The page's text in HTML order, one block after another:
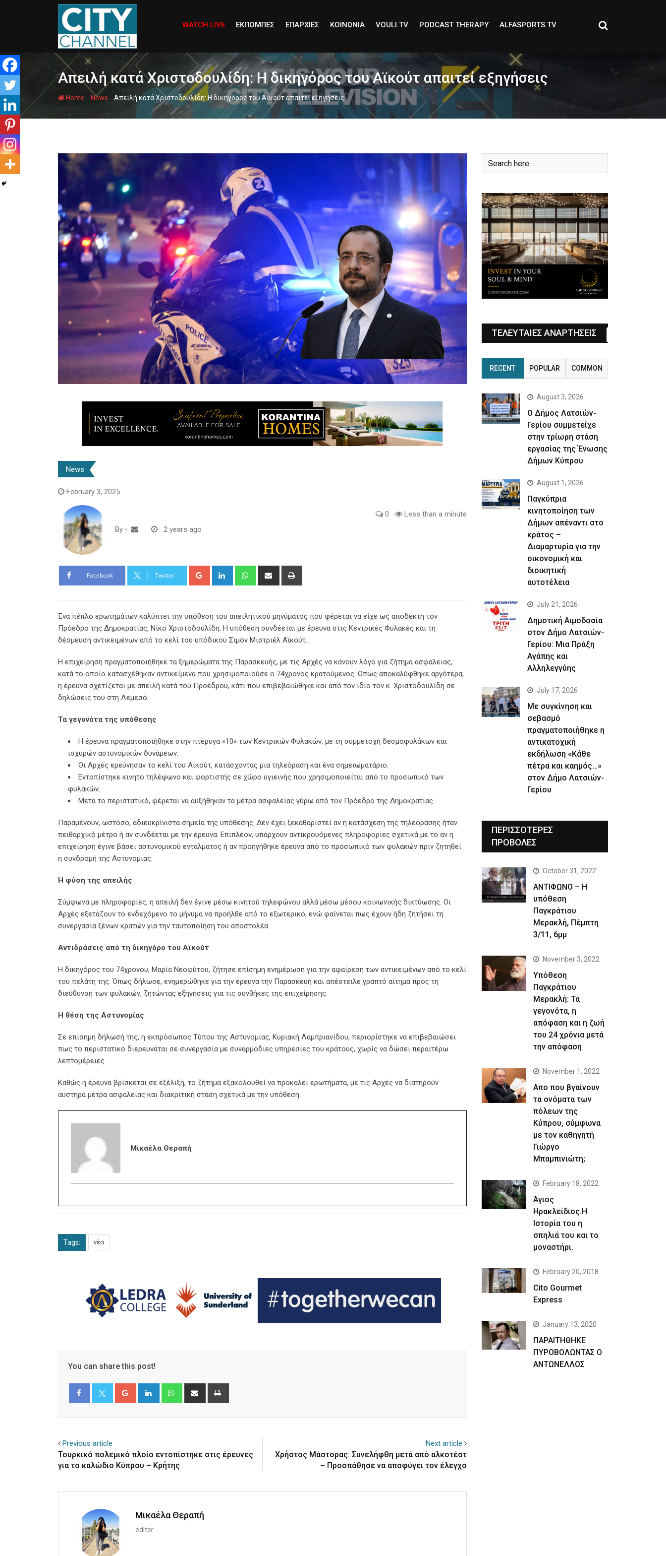
WATCH LIVE ΕΚΠΟΜΠΕΣ ΕΠΑΡΧΙΕΣ ΚΟΙΝΩΝΙΑ VOULI.TV PODCAST THERAPY ALFASPORTS.TV
Απειλή κατά Χριστοδουλίδη: Η δικηγόρος του Αϊκούτ απαιτεί εξηγήσεις
Home - News -Απειλή κατά Χριστοδουλίδη: Η δικηγόρος του Αϊκούτ απαιτεί εξηγήσεις
News
February 3, 2025
By - 2 years ago
0 Less than a minute
Facebook Twitter Google+ LinkedIn WhatsappShare
Ένα πέπλο ερωτημάτων καλύπτει την υπόθεση του απειλητικού μηνύματος που φέρεται να είχε ως αποδέκτη τον
Πρόεδρο της Δημοκρατίας, Νίκο Χριστοδουλίδη. Η υπόθεση συνδέεται με έρευνα στις Κεντρικές Φυλακές και τη
δέσμευση αντικειμένων από το κελί του υπόδικου Σιμόν Μιστριέλ Αϊκούτ.
Η επιχείρηση πραγματοποιήθηκε τα ξημερώματα της Παρασκευής, με τις Αρχές να κάνουν λόγο για ζήτημα ασφάλειας,
κατά το οποίο κατασχέθηκαν αντικείμενα που χρησιμοποιούσε ο 74χρονος κρατούμενος. Όπως αποκαλύφθηκε αργότερα,
η έρευνα σχετίζεται με απειλή κατά του Προέδρου, κάτι που επιβεβαιώθηκε και από τον ίδιο τον κ. Χριστοδουλίδη σε
δηλώσεις του στη Λεμεσό.
Τα γεγονότα της υπόθεσης
Η έρευνα πραγματοποιήθηκε στην πτέρυγα «10» των Κεντρικών Φυλακών, με τη συμμετοχή δεσμοφυλάκων και
ισχυρών αστυνομικών δυνάμεων.
Οι Αρχές ερεύνησαν το κελί του Αϊκούτ, κατάσχοντας μια τηλεόραση και ένα σημειωματάριο.
Εντοπίστηκε κινητό τηλέφωνο και φορτιστής σε χώρο υγιεινής που χρησιμοποιείται από το προσωπικό των
φυλακών.
Μετά το περιστατικό, φέρεται να αυξήθηκαν τα μέτρα ασφαλείας γύρω από τον Πρόεδρο της Δημοκρατίας.
Παραμένουν, ωστόσο, αδιευκρίνιστα σημεία της υπόθεσης. Δεν έχει ξεκαθαριστεί αν η κατάσχεση της τηλεόρασης ήταν
πειθαρχικό μέτρο ή αν συνδέεται με την έρευνα. Επιπλέον, υπάρχουν αντικρουόμενες πληροφορίες σχετικά με το αν η
επιχείρηση έγινε βάσει αστυνομικού εντάλματος ή αν προηγήθηκε έρευνα από το προσωπικό των φυλακών πριν ζητηθεί
η συνδρομή της Αστυνομίας.
Η φύση της απειλής
Σύμφωνα με πληροφορίες, η απειλή δεν έγινε μέσω κινητού τηλεφώνου αλλά μέσω μέσου κοινωνικής δικτύωσης. Οι
Αρχές εξετάζουν το ενδεχόμενο το μήνυμα να προήλθε από το εξωτερικό, ενώ φαίνεται πως έχουν ήδη ζητήσει τη
συνεργασία ξένων κρατών για την ταυτοποίηση του αποστολέα.
Αντιδράσεις από τη δικηγόρο του Αϊκούτ
Η δικηγόρος του 74χρονου, Μαρία Νεοφύτου, ζήτησε επίσημη ενημέρωση για την αφαίρεση των αντικειμένων από το κελί
του πελάτη της. Όπως δήλωσε, ενημερώθηκε για την έρευνα την Παρασκευή και απέστειλε γραπτό αίτημα προς τη
διεύθυνση των φυλακών, ζητώντας εξηγήσεις για τις συνθήκες της επιχείρησης.
Η θέση της Αστυνομίας
Σε επίσημη δήλωσή της, η εκπρόσωπος Τύπου της Αστυνομίας, Κυριακή Λαμπριανίδου, περιορίστηκε να επιβεβαιώσει
πως το περιστατικό διερευνάται σε συνεργασία με συναρμόδιες υπηρεσίες του κράτους, χωρίς να δώσει περαιτέρω
λεπτομέρειες.
Καθώς η έρευνα βρίσκεται σε εξέλιξη, το ζήτημα εξακολουθεί να προκαλεί ερωτήματα, με τις Αρχές να διατηρούν
αυστηρά μέτρα ασφαλείας και διακριτική στάση σχετικά με την υπόθεση.
Μικαέλα Θεραπή
Tags: νέα
You can share this post!
Google+ LinkedIn WhatsappShare
Previous article
Τουρκικό πολεμικό πλοίο εντοπίστηκε στις έρευνες
για το καλώδιο Κύπρου – Κρήτης
Next article
Χρήστος Μάστορας: Συνελήφθη μετά από αλκοτέστ
– Προσπάθησε να αποφύγει τον έλεγχο
Μικαέλα Θεραπή
editor
ΤΕΛΕΥΤΑΙΕΣ ΑΝΑΡΤΗΣΕΙΣ
RECENT POPULAR COMMON
August 3, 2026
Ο Δήμος Λατσιών-
Γερίου συμμετείχε
στην τρίωρη στάση
εργασίας της Ένωσης
Δήμων Κύπρου
August 1, 2026
Παγκύπρια
κινητοποίηση των
Δήμων απέναντι στο
κράτος –
Διαμαρτυρία για την
οικονομική και
διοικητική
αυτοτέλεια
July 21, 2026
Δημοτική Αιμοδοσία
στον Δήμο Λατσιών-
Γερίου: Μια Πράξη
Αγάπης και
Αλληλεγγύης
July 17, 2026
Με συγκίνηση και
σεβασμό
πραγματοποιήθηκε η
αντικατοχική
εκδήλωση «Κάθε
πέτρα και καημός…»
στον Δήμο Λατσιών-
Γερίου
ΠΕΡΙΣΣΟΤΕΡΕΣ
ΠΡΟΒΟΛΕΣ
October 31, 2022
ΑΝΤΙΦΩΝΟ – Η
υπόθεση
Παγκράτιου
Μερακλή, Πέμπτη
3/11, 6μμ
November 3, 2022
Yπόθεση
Παγκράτιου
Μερακλή: Τα
γεγονότα, η
απόφαση και η ζωή
του 24 χρόνια μετά
την απόφαση
November 1, 2022
Απο που βγαίνουν
τα ονόματα των
πόλεων της
Κύπρου, σύμφωνα
με τον καθηγητή
Γιώργο
Μπαμπινιώτη;
February 18, 2022
Άγιος
Ηρακλείδιος.Η
Ιστορία του η
σπηλιά του και το
μοναστήρι.
February 20, 2018
Cito Gourmet
Express
January 13, 2020
ΠΑΡΑΙΤΗΘΗΚΕ
ΠΥΡΟΒΟΛΩΝΤΑΣ Ο
ΑΝΤΩΝΕΛΛΟΣ